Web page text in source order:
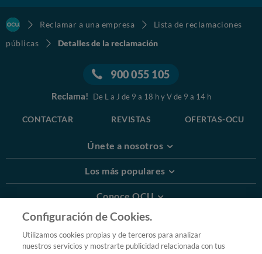
Reclamar a una empresa
Lista de reclamaciones
públicas
Detalles de la reclamación
900 055 105
Reclama! De L a J de 9 a 18 h y V de 9 a 14 h
CONTACTAR REVISTAS OFERTAS-OCU
Únete a nosotros
Los más populares
Conoce OCU
Más Información
© 2026 OCU
Configuración de Cookies.
Utilizamos cookies propias y de terceros para analizar
nuestros servicios y mostrarte publicidad relacionada con tus